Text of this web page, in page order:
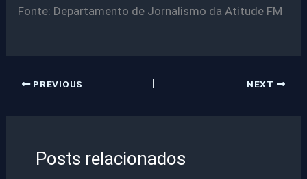
Fonte: Departamento de Jornalismo da Atitude FM
PREVIOUS NEXT
Posts relacionados